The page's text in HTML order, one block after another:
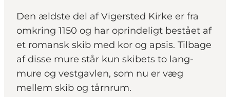
Den ældste del af Vigersted Kirke er fra
omkring 1150 og har oprindeligt bestået af
et romansk skib med kor og apsis. Tilbage
af disse mure står kun skibets to lang­
mure og vestgavlen, som nu er væg
mellem skib og tårnrum.